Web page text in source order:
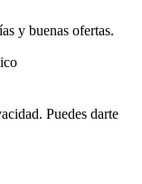
y buenas ofertas.
Puedes darte